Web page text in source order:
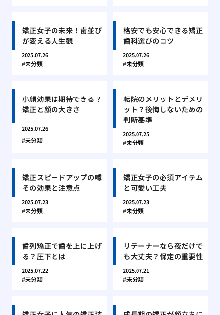
矯正女子の未来！歯並び
が変える人生観
2025.07.26
未分類
格安でも安心できる矯正
歯科選びのコツ
2025.07.26
未分類
小顔効果は期待できる？
矯正と顔の大きさ
2025.07.26
未分類
転院のメリットとデメリ
ット？後悔しないための
判断基準
2025.07.25
未分類
矯正スピードアップの噂
その効果と注意点
2025.07.23
未分類
矯正女子の必須アイテム
と可愛い工夫
2025.07.23
未分類
歯列矯正で歯を上に上げ
る？圧下とは
2025.07.22
未分類
リテーナーなら夜だけで
も大丈夫？保定の重要性
2025.07.21
未分類